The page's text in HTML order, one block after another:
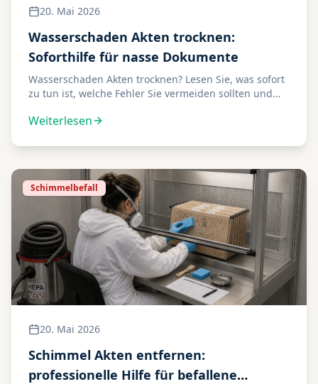
20. Mai 2026
Wasserschaden Akten trocknen:
Soforthilfe für nasse Dokumente
Wasserschaden Akten trocknen? Lesen Sie, was sofort
zu tun ist, welche Fehler Sie vermeiden sollten und
Weiterlesen
Schimmelbefall
20. Mai 2026
Schimmel Akten entfernen:
professionelle Hilfe für befallene